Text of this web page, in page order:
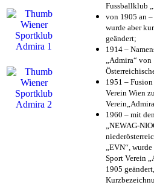
Fussballklub
von 1905 an
wurde aber
geändert;
1914 –
„Admira“
1951 –
Verein Wien
1960 – mit
„NEWAG-
„EVN“,
Sport Verein
1905